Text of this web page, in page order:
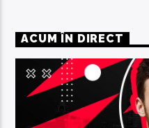
ACUM ÎN DIRECT